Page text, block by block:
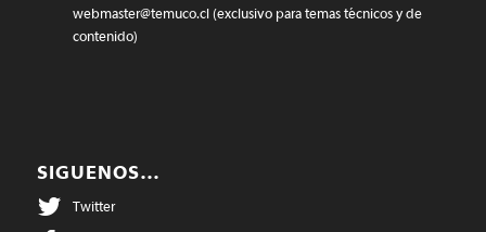
webmaster@temuco.cl(exclusivo para temas técnicos y de
contenido)
SIGUENOS…
Twitter